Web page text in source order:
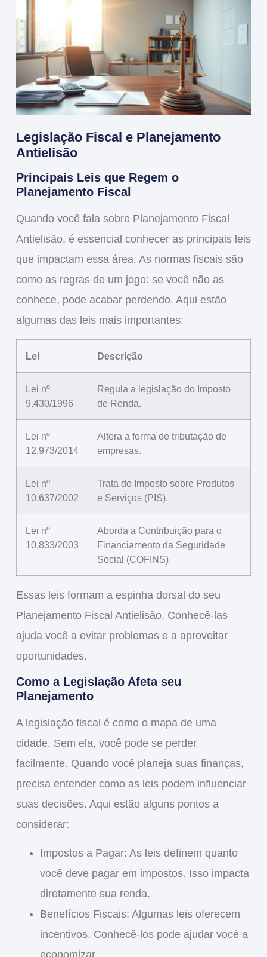
Legislação Fiscal e Planejamento
Antielisão
Principais Leis que Regem o
Planejamento Fiscal
Quando você fala sobre Planejamento Fiscal
Antielisão, é essencial conhecer as principais leis
que impactam essa área. As normas fiscais são
como as regras de um jogo: se você não as
conhece, pode acabar perdendo. Aqui estão
algumas das leis mais importantes:
Lei Descrição
Lei nº
9.430/1996
Regula a legislação do Imposto
de Renda.
Lei nº
12.973/2014
Altera a forma de tributação de
empresas.
Lei nº
10.637/2002
Trata do Imposto sobre Produtos
e Serviços (PIS).
Lei nº
10.833/2003
Aborda a Contribuição para o
Financiamento da Seguridade
Social (COFINS).
Essas leis formam a espinha dorsal do seu
Planejamento Fiscal Antielisão. Conhecê-las
ajuda você a evitar problemas e a aproveitar
oportunidades.
Como a Legislação Afeta seu
Planejamento
A legislação fiscal é como o mapa de uma
cidade. Sem ela, você pode se perder
facilmente. Quando você planeja suas finanças,
precisa entender como as leis podem influenciar
suas decisões. Aqui estão alguns pontos a
considerar:
Impostos a Pagar: As leis definem quanto
você deve pagar em impostos. Isso impacta
diretamente sua renda.
Benefícios Fiscais: Algumas leis oferecem
incentivos. Conhecê-los pode ajudar você a